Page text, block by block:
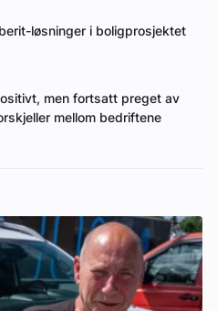
løsninger i boligprosjektet
men fortsatt preget av
mellom bedriftene